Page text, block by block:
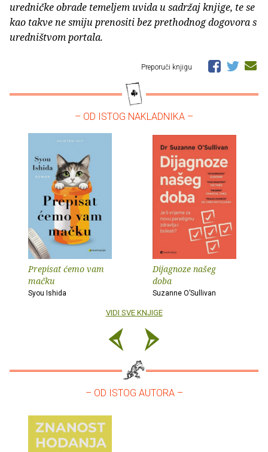
uredničke obrade temeljem uvida u sadržaj knjige, te se
kao takve ne smiju prenositi bez prethodnog dogovora s
uredništvom portala.
Preporuči knjigu
– OD ISTOG NAKLADNIKA –
Prepisat ćemo vam
mačku
Syou Ishida
Dijagnoze našeg
doba
Suzanne O’Sullivan
VIDI SVE KNJIGE
– OD ISTOG AUTORA –